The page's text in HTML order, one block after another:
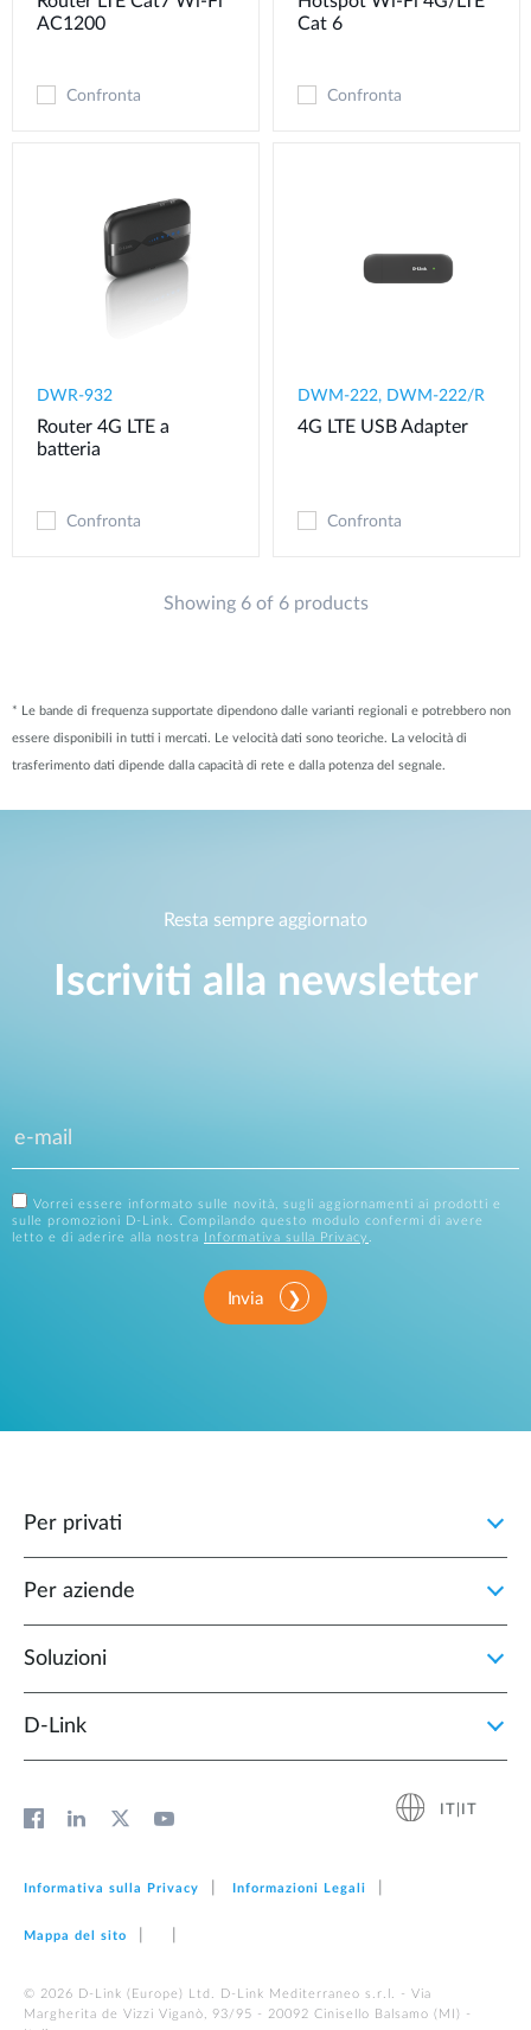
AC1200
Confronta
Cat 6
Confronta
DWR-932
Router 4G LTE a
batteria
Confronta
DWM-222, DWM-222/R
4G LTE USB Adapter
Confronta
Showing 6 of 6 products
* Le bande di frequenza supportate dipendono dalle varianti regionali e potrebbero non
essere disponibili in tutti i mercati. Le velocità dati sono teoriche. La velocità di
trasferimento dati dipende dalla capacità di rete e dalla potenza del segnale.
Resta sempre aggiornato
Iscriviti alla newsletter
Vorrei essere informato sulle novità, sugli aggiornamenti ai prodotti e
sulle promozioni D-Link. Compilando questo modulo confermi di avere
letto e di aderire alla nostra
Informativa sulla Privacy
Invia
Per privati
Per aziende
Soluzioni
D‑Link
IT|IT
Informativa sulla Privacy Informazioni Legali
Mappa del sito
© 2026 D‑Link (Europe) Ltd. D-Link Mediterraneo s.r.l. - Via
Margherita de Vizzi Viganò, 93/95 - 20092 Cinisello Balsamo (MI) -